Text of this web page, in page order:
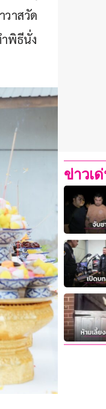
าสวัด
พิธีนั่ง
ข่าวเ